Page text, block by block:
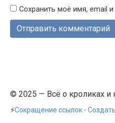
Сохранить моё имя, email
© 2025 — Всё о кроликах и
⚡Сокращение ссылок - Создать